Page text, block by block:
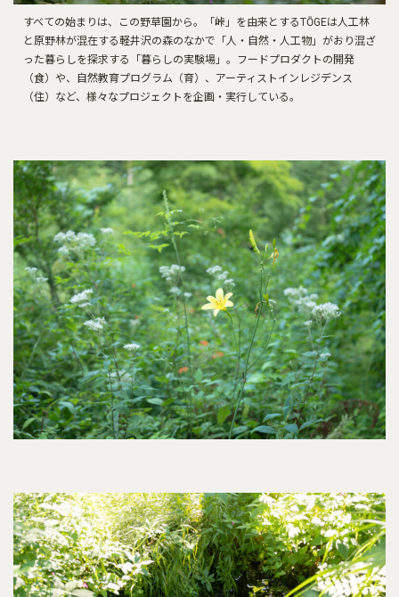
すべての始まりは、この野草園から。「峠」を由来とするTŌGEは人工林
と原野林が混在する軽井沢の森のなかで「人・自然・人工物」がおり混ざ
った暮らしを探求する「暮らしの実験場」。フードプロダクトの開発
（食）や、自然教育プログラム（育）、アーティストインレジデンス
（住）など、様々なプロジェクトを企画・実行している。